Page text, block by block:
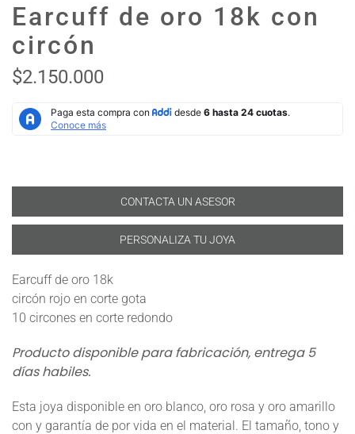
Earcuff de oro 18k con
circón
$2.150.000
CONTACTA UN ASESOR
PERSONALIZA TU JOYA
Earcuff de oro 18k
circón rojo en corte gota
10 circones en corte redondo
Producto disponible para fabricación, entrega 5
días habiles.
Esta joya disponible en oro blanco, oro rosa y oro amarillo
con y garantía de por vida en el material. El tamaño, tono y